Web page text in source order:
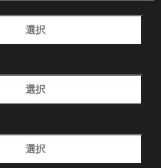
選択
選択
選択